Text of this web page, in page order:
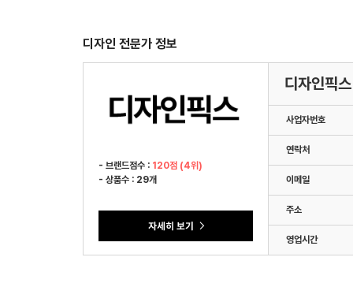
디자인 전문가 정보
- 브랜드점수 : 120점 (4위)
- 상품수 : 29개
디자인픽스
사업자번호
연락처
이메일
주소
영업시간